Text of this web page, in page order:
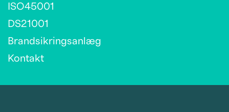
ISO45001
DS21001
Brandsikringsanlæg
Kontakt